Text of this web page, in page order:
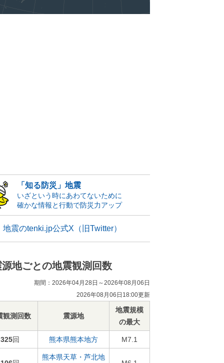
「知る防災」地震
いざという時にあわてないために
確かな情報と行動で防災力アップ
地震のtenki.jp公式X（旧Twitter）
源地ごとの地震観測回数
期間：2026年04月28日～2026年08月06日
2026年08月06日18:00更新
観測回数 震源地
地震規模
の最大
325回 熊本県熊本地方 M7.1
熊本県天草・芦北地